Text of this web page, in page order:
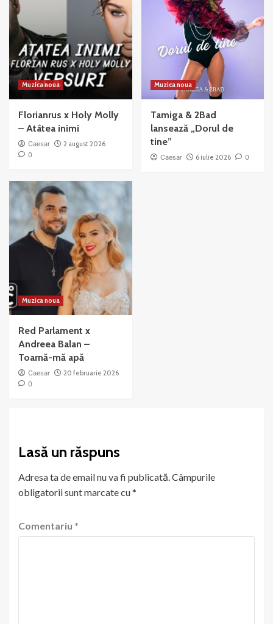
Muzica noua
Florianrus x Holy Molly
– Atâtea inimi
Caesar
2 august 2026
0
Muzica noua
Tamiga & 2Bad
lansează „Dorul de
tine”
Caesar 6 iulie 2026 0
Muzica noua
Red Parlament x
Andreea Balan –
Toarnă-mă apă
Caesar
20 februarie 2026
0
Lasă un răspuns
Adresa ta de email nu va fi publicată.Câmpurile
obligatorii sunt marcate cu*
Comentariu *